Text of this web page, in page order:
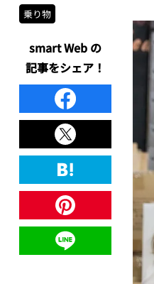
乗り物
smart Web の
記事をシェア！